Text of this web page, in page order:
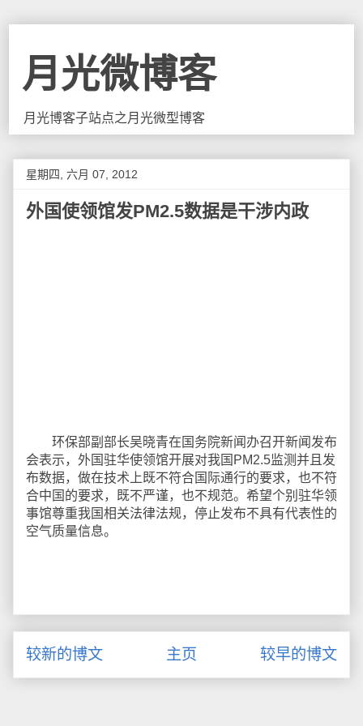
月光微博客
月光博客子站点之月光微型博客
星期四, 六月 07, 2012
外国使领馆发PM2.5数据是干涉内政
环保部副部长吴晓青在国务院新闻办召开新闻发布
会表示，外国驻华使领馆开展对我国PM2.5监测并且发
布数据，做在技术上既不符合国际通行的要求，也不符
合中国的要求，既不严谨，也不规范。希望个别驻华领
事馆尊重我国相关法律法规，停止发布不具有代表性的
空气质量信息。
较新的博文 较早的博文
主页